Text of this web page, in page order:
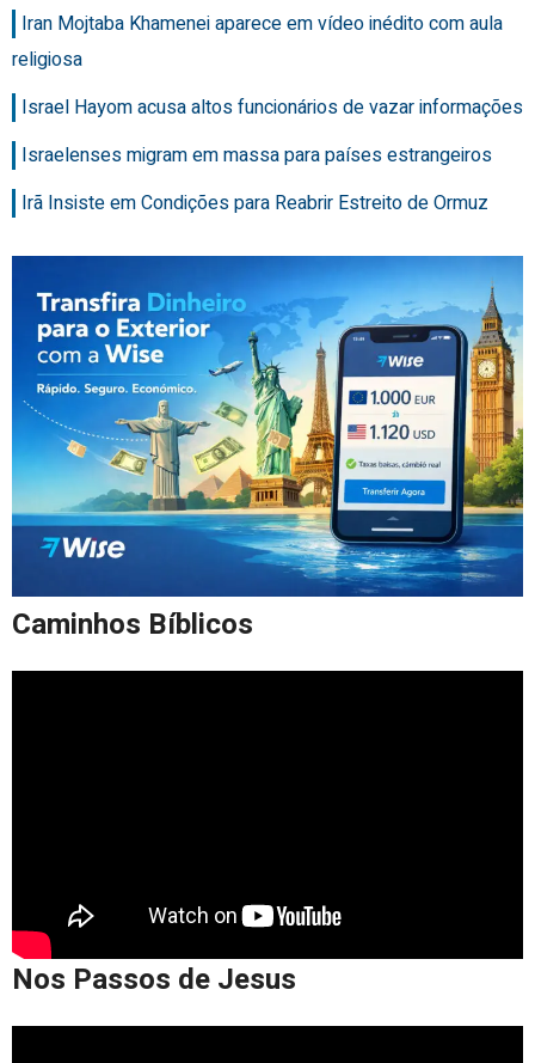
Iran Mojtaba Khamenei aparece em vídeo inédito com aula
religiosa
Israel Hayom acusa altos funcionários de vazar informações
Israelenses migram em massa para países estrangeiros
Irã Insiste em Condições para Reabrir Estreito de Ormuz
Caminhos Bíblicos
Nos Passos de Jesus